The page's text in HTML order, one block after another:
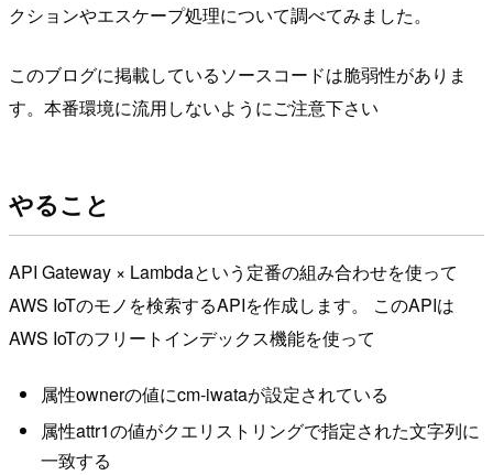
クションやエスケープ処理について調べてみました。
このブログに掲載しているソースコードは脆弱性がありま
す。本番環境に流用しないようにご注意下さい
やること
API Gateway × Lambdaという定番の組み合わせを使って
AWS IoTのモノを検索するAPIを作成します。 このAPIは
AWS IoTのフリートインデックス機能を使って
属性ownerの値にcm-iwataが設定されている
属性attr1の値がクエリストリングで指定された文字列に
一致する